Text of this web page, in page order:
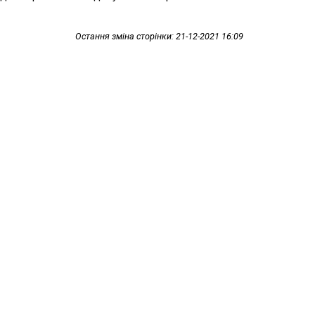
Остання зміна сторінки: 21-12-2021 16:09